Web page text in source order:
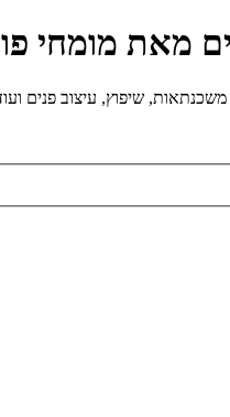
מאת מומחי
שיפוץ, עיצוב פנים